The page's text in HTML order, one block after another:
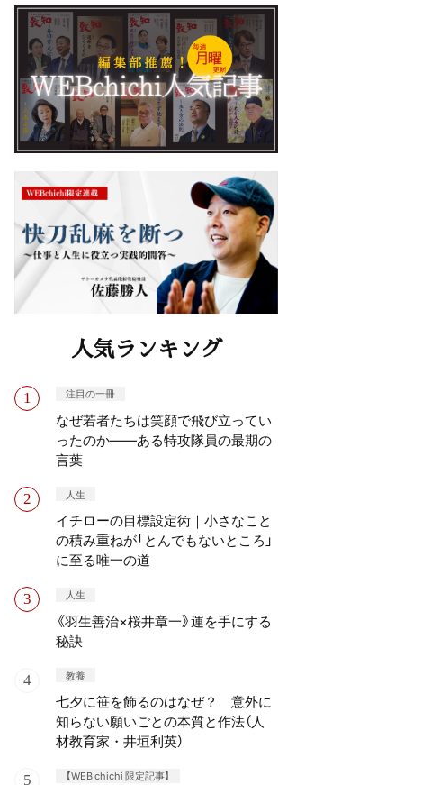
人気ランキング
注目の一冊
なぜ若者たちは笑顔で飛び立ってい
ったのか——ある特攻隊員の最期の
言葉
人生
イチローの目標設定術｜小さなこと
の積み重ねが「とんでもないところ」
に至る唯一の道
人生
《羽生善治×桜井章一》運を手にする
秘訣
教養
七夕に笹を飾るのはなぜ？ 意外に
知らない願いごとの本質と作法（人
材教育家・井垣利英）
【WEB chichi 限定記事】